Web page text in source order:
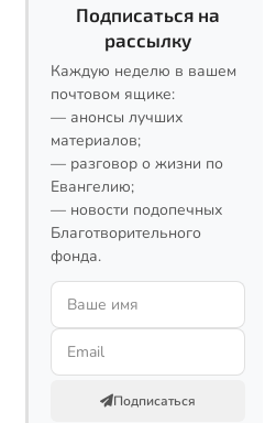
Подписаться на
рассылку
Каждую неделю в вашем
почтовом ящике:
— анонсы лучших
материалов;
— разговор о жизни по
Евангелию;
— новости подопечных
Благотворительного
фонда.
Подписаться